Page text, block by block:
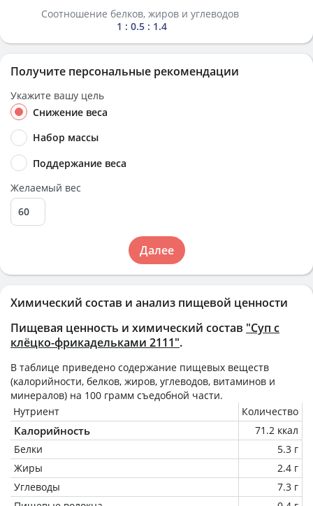
Химический состав и анализ пищевой ценности
Пищевая ценность и химический состав "Суп с
клёцко-фрикадельками 2111".
В таблице приведено содержание пищевых веществ
(калорийности, белков, жиров, углеводов, витаминов и
минералов) на 100 грамм съедобной части.
Нутриент
Количество
Калорийность
71.2 ккал
Белки
5.3 г
Жиры
2.4 г
Углеводы
7.3 г
Соотношение белков, жиров и углеводов
1 : 0.5 : 1.4
Получите персональные рекомендации
Укажите вашу цель
Снижение веса
Набор массы
Поддержание веса
Желаемый вес
Далее